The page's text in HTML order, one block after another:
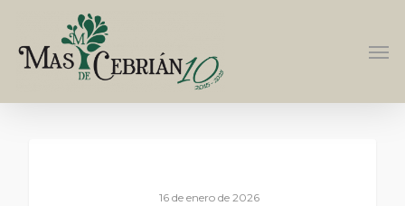
16 de enero de 2026